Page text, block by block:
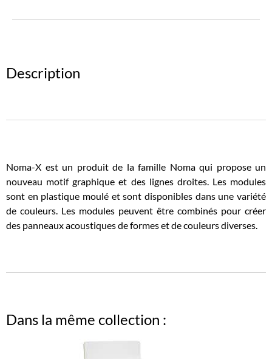
Description
Noma-X est un produit de la famille Noma qui propose un
nouveau motif graphique et des lignes droites. Les modules
sont en plastique moulé et sont disponibles dans une variété
de couleurs. Les modules peuvent être combinés pour créer
des panneaux acoustiques de formes et de couleurs diverses.
Dans la même collection :